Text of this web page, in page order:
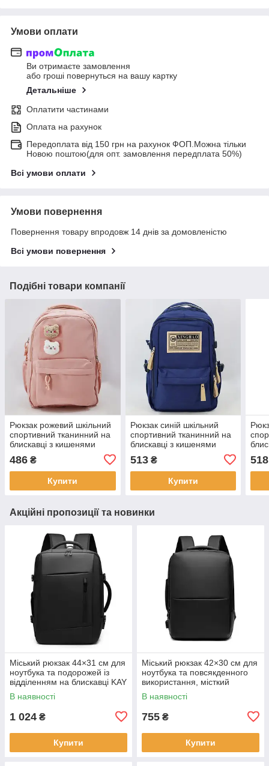
Умови оплати
Ви отримаєте замовлення
або гроші повернуться на вашу картку
Детальніше
Оплатити частинами
Оплата на рахунок
Передоплата від 150 грн на рахунок ФОП.Можна тільки
Новою поштою(для опт. замовлення передплата 50%)
Всі умови оплати
Умови повернення
Повернення товару впродовж 14 днів за домовленістю
Всі умови повернення
Подібні товари компанії
Рюкзак рожевий шкільний
спортивний тканинний на
блискавці з кишенями
486 ₴
Купити
Рюкзак синій шкільний
спортивний тканинний на
блискавці з кишенями
513₴
Купити
518
Акційні пропозиції та новинки
Міський рюкзак 44×31 см для
ноутбука та подорожей із
відділенням на блискавці KAY
В наявності
1 024 ₴
Купити
Міський рюкзак 42×30 см для
ноутбука та повсякденного
використання, місткий
чорний KAY
В наявності
755 ₴
Купити